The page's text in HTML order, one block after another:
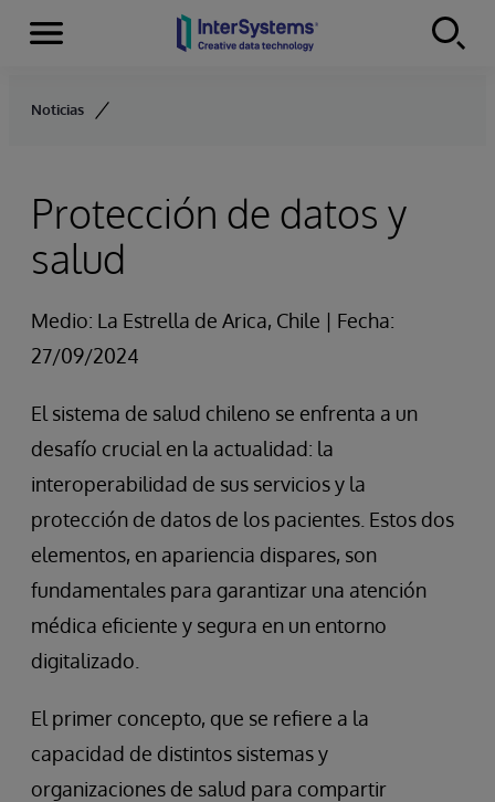
Skip to content
Secciones
Noticias
Protección de datos y
salud
Medio: La Estrella de Arica, Chile | Fecha:
27/09/2024
El sistema de salud chileno se enfrenta a un
desafío crucial en la actualidad: la
interoperabilidad de sus servicios y la
protección de datos de los pacientes. Estos dos
elementos, en apariencia dispares, son
fundamentales para garantizar una atención
médica eficiente y segura en un entorno
digitalizado.
El primer concepto, que se refiere a la
capacidad de distintos sistemas y
organizaciones de salud para compartir